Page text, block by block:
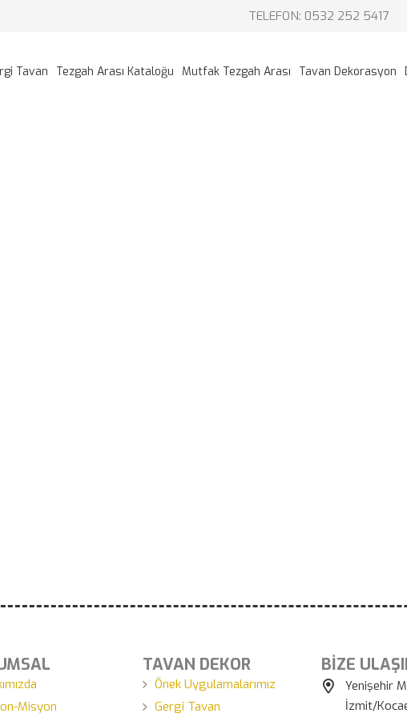
TELEFON: 0532 252 5417
Tavan Tezgah Arası Kataloğu Mutfak Tezgah Arası Tavan Dekorasyon
Misyon
TAVAN DEKOR
Önek Uygulamalarımız
Gergi Tavan
BİZE
Yenişehir
İzmit/